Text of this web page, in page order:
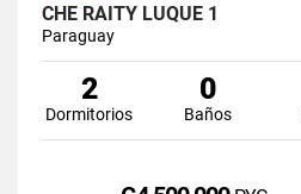
CHE RAITY LUQUE 1
Paraguay
2
Dormitorios
0
Baños